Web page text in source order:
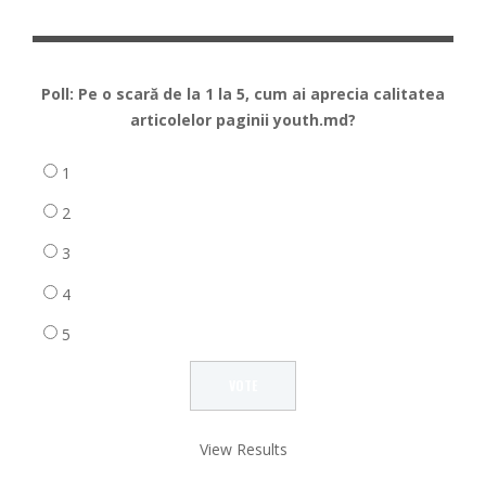
Poll: Pe o scară de la 1 la 5, cum ai aprecia calitatea
articolelor paginii youth.md?
1
2
3
4
5
View Results